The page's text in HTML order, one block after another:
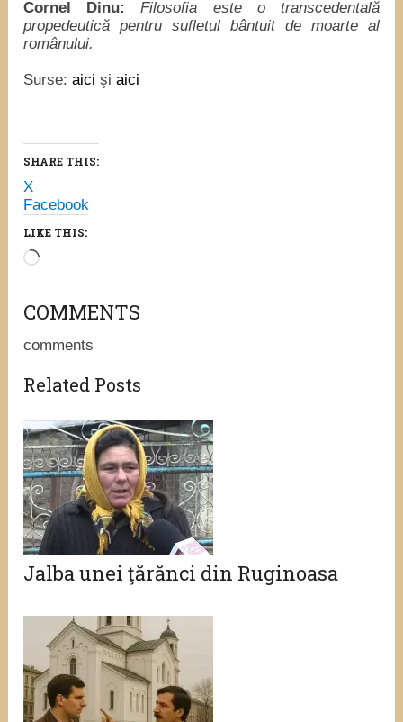
Cornel Dinu:
Filosofia este o transcedentală
propedeutică pentru sufletul bântuit de moarte al
românului.
Surse:aici şiaici
SHARE THIS:
X
Facebook
LIKE THIS:
Loading…
COMMENTS
comments
Related Posts
Jalba unei ţărănci din Ruginoasa